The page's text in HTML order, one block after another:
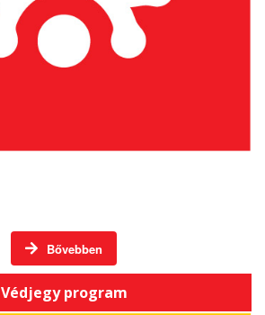
Bővebben
Védjegy program